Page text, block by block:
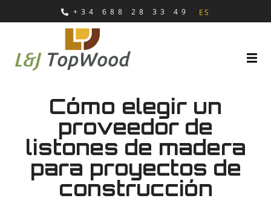
+34 688 28 33 49 ES
Cómo elegir un
proveedor de
listones de madera
para proyectos de
construcción